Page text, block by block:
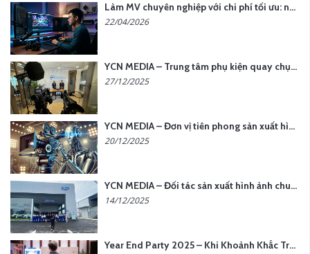
Làm MV chuyên nghiệp với chi phí tối ưu: nên chọn quay thực tế hay video AI?
22/04/2026
YCN MEDIA – Trung tâm phụ kiện quay chụp tại Hà Nội
27/12/2025
YCN MEDIA – Đơn vị tiên phong sản xuất hình ảnh & âm thanh bằng AI tại Hà Nội
20/12/2025
YCN MEDIA – Đối tác sản xuất hình ảnh chuyên nghiệp cho doanh nghiệp tại Hà Nội
14/12/2025
Year End Party 2025 – Khi Khoảnh Khắc Trở Thành Dấu Ấn | Gói Ưu Đãi Tháng 12 Từ YCN Media